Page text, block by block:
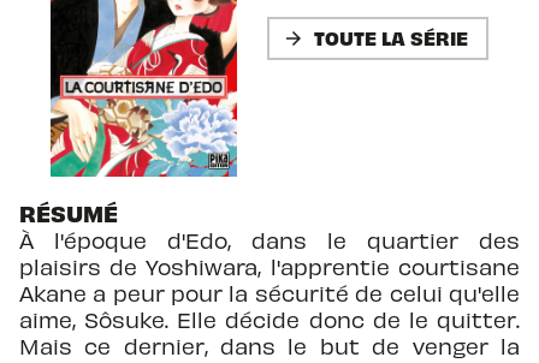
arrow_forward TOUTE LA SÉRIE
RÉSUMÉ
À l'époque d'Edo, dans le quartier des
plaisirs de Yoshiwara, l'apprentie courtisane
Akane a peur pour la sécurité de celui qu'elle
aime, Sôsuke. Elle décide donc de le quitter.
Mais ce dernier, dans le but de venger la